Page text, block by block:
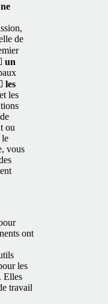
de
un
les
les
ou
le
vous
ont
les
Elles
travail